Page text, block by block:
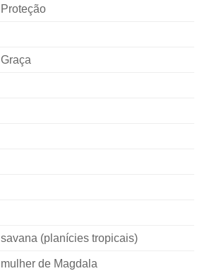
Proteção
Graça
savana (planícies tropicais)
mulher de Magdala